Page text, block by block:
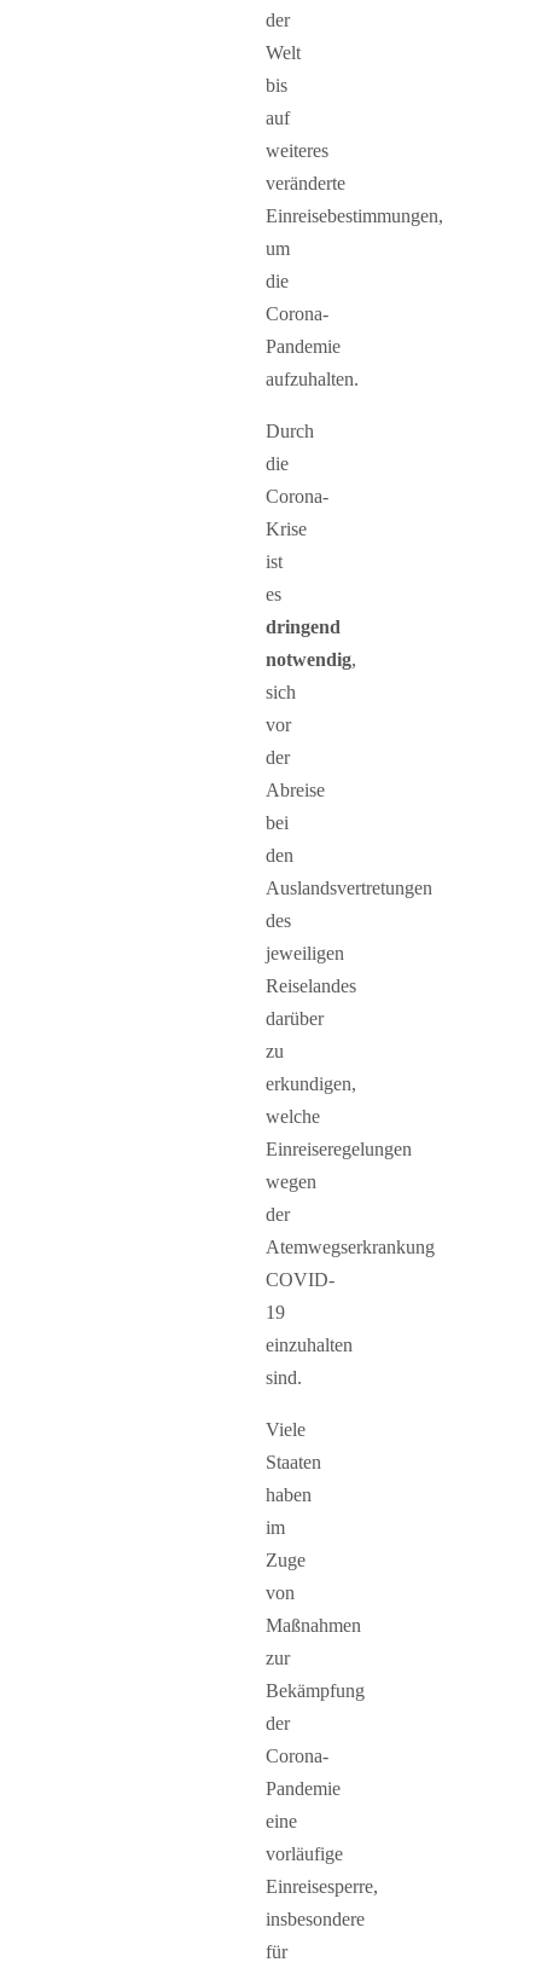
der
Welt
bis
auf
weiteres
veränderte
Einreisebestimmungen,
um
die
Corona-
Pandemie
aufzuhalten.
Durch
die
Corona-
Krise
ist
es
dringend
notwendig,
sich
vor
der
Abreise
bei
den
Auslandsvertretungen
des
jeweiligen
Reiselandes
darüber
zu
erkundigen,
welche
Einreiseregelungen
wegen
der
Atemwegserkrankung
COVID-
19
einzuhalten
sind.
Viele
Staaten
haben
im
Zuge
von
Maßnahmen
zur
Bekämpfung
der
Corona-
Pandemie
eine
vorläufige
Einreisesperre,
insbesondere
für